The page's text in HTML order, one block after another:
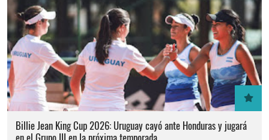
Billie Jean King Cup 2026: Uruguay cayó ante Honduras y jugará